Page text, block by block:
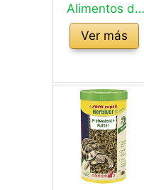
Alimentos de
Fibra Natural de
Tortuga de
Ver más